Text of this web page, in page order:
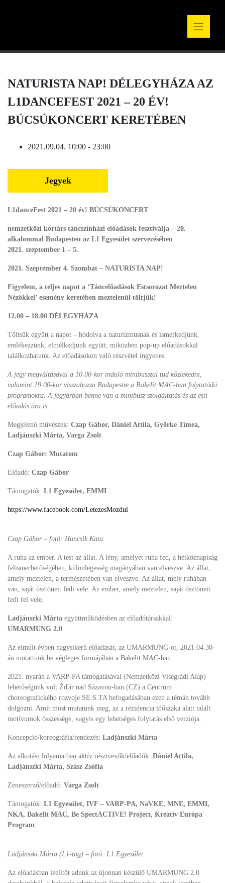
NATURISTA NAP! DÉLEGYHÁZA AZ
L1DANCEFEST 2021 – 20 ÉV!
BÚCSÚKONCERT KERETÉBEN
2021.09.04. 10:00 - 23:00
Jegyek
L1danceFest 2021 – 20 év! BÚCSÚKONCERT
nemzetközi kortárs táncszínházi előadások fesztiválja – 20.
alkalommal Budapesten az L1 Egyesület szervezésében
2021. szeptember 1 – 5.
2021. Szeptember 4. Szombat – NATURISTA NAP!
Figyelem, a teljes napot a ‘Táncelőadások Estsorozat Meztelen
Nézőkkel’ esemény keretében meztelenül töltjük!
12.00 – 18.00 DÉLEGYHÁZA
Töltsük együtt a napot – hódolva a naturizmusnak és ismerkedjünk,
emlékezzünk, elmélkedjünk együtt; miközben pop-up előadásokkal
találkozhatunk. Az előadásokon való részvétel ingyenes.
A jegy megváltásával a 10.00-kor induló minibusszal tud közlekedni,
valamint 19.00-kor visszahozza Budapestre a Bakelit MAC-ban folytatódó
programokra. A jegyárban benne van a minibusz szolgáltatás és az esti
előadás ára is.
Megjelenő művészek: Czap Gábor, Dániel Attila, Györke Tímea,
Ladjánszki Márta, Varga Zsolt
Czap Gábor: Mutatom
Előadó: Czap Gábor
Támogatók: L1 Egyesület, EMMI
https://www.facebook.com/LetezesMozdul
Czap Gábor – fotó: Huncsik Kata
A ruha az ember. A test az állat. A lény, amelyet ruha fed, a hétköznapiság
felismerhetőségében, különlegesség magányában van elveszve. Az állat,
amely meztelen, a természetében van elveszve. Az állat, mely ruhában
van, saját ösztöneit fedi vele. Az ember, amely meztelen, saját ösztöneit
fedi fel vele.
Ladjánszki Márta együttműködésben az előadótársakkal:
UMARMUNG 2.0
Az elmúlt évben nagysikerű előadását, az UMARMUNG-ot, 2021.04.30-
án mutattunk be végleges formájában a Bakelit MAC-ban.
2021. nyarán a VARP-PA támogatásával (Nemzetközi Visegrádi Alap)
lehetőségünk volt Žďár nad Sázavou-ban (CZ) a Centrum
choreografického rozvoje SE.S.TA befogadásában ezen a témán tovább
dolgozni. Amit most mutatunk meg, az a rezidencia időszaka alatt talált
motívumok összessége, vagyis egy lehetséges folytatás első verziója.
Koncepció/koreográfia/rendezés: Ladjánszki Márta
Az alkotási folyamatban aktív résztvevők/előadók: Dániel Attila,
Ladjánszki Márta, Szász Zsófia
Zeneszerző/előadó: Varga Zsolt
Támogatók: L1 Egyesület, IVF – VARP-PA, NaVKE, MNE, EMMI,
NKA, Bakelit MAC, Be SpectACTIVE! Project, Kreatív Európa
Program
Ladjánszki Márta (L1-tag) – fotó: L1 Egyesület
Az előadásban ízelítőt adunk az újonnan készülő UMARMUNG 2.0